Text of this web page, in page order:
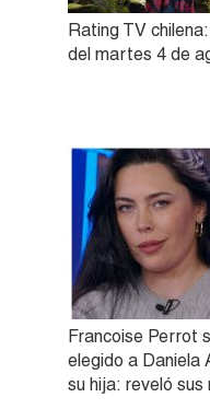
Rating TV
del martes 4 de
Francoise Perrot
elegido a Daniela
su hija: reveló sus